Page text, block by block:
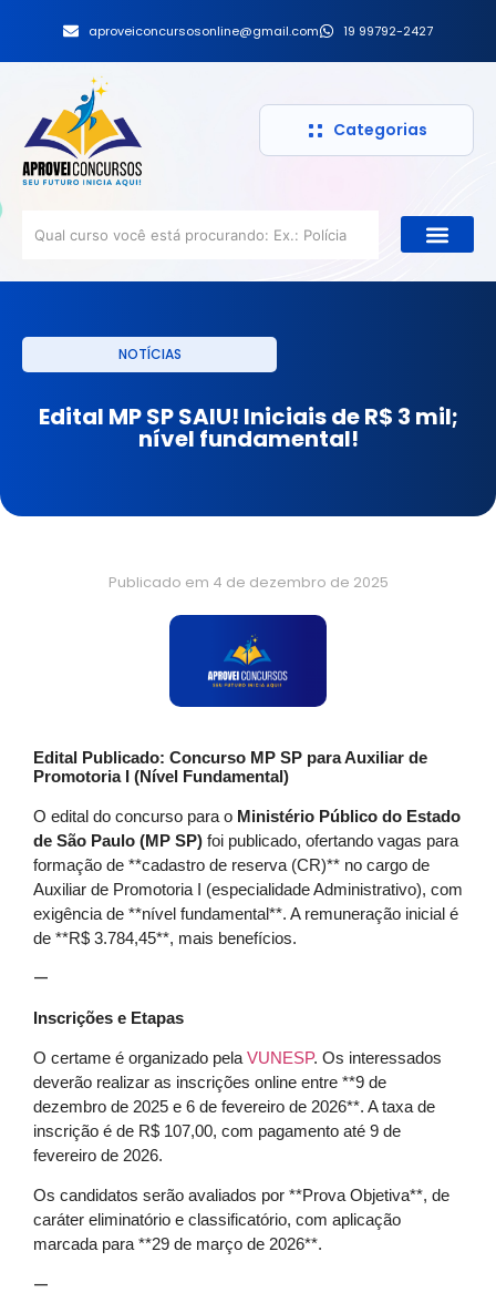
aproveiconcursosonline@gmail.com 19 99792-2427
Categorias
NOTÍCIAS
Edital MP SP SAIU! Iniciais de R$ 3 mil;
nível fundamental!
Publicado em 4 de dezembro de 2025
Edital Publicado: Concurso MP SP para Auxiliar de
Promotoria I (Nível Fundamental)
O edital do concurso para o Ministério Público do Estado
de São Paulo (MP SP) foi publicado, ofertando vagas para
formação de **cadastro de reserva (CR)** no cargo de
Auxiliar de Promotoria I (especialidade Administrativo), com
exigência de **nível fundamental**. A remuneração inicial é
de **R$ 3.784,45**, mais benefícios.
—
Inscrições e Etapas
O certame é organizado pela VUNESP. Os interessados
deverão realizar as inscrições online entre **9 de
dezembro de 2025 e 6 de fevereiro de 2026**. A taxa de
inscrição é de R$ 107,00, com pagamento até 9 de
fevereiro de 2026.
Os candidatos serão avaliados por **Prova Objetiva**, de
caráter eliminatório e classificatório, com aplicação
marcada para **29 de março de 2026**.
—